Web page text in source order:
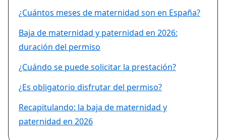
¿Cuántos meses de maternidad son en España?
Baja de maternidad y paternidad en 2026:
duración del permiso
¿Cuándo se puede solicitar la prestación?
¿Es obligatorio disfrutar del permiso?
Recapitulando: la baja de maternidad y
paternidad en 2026